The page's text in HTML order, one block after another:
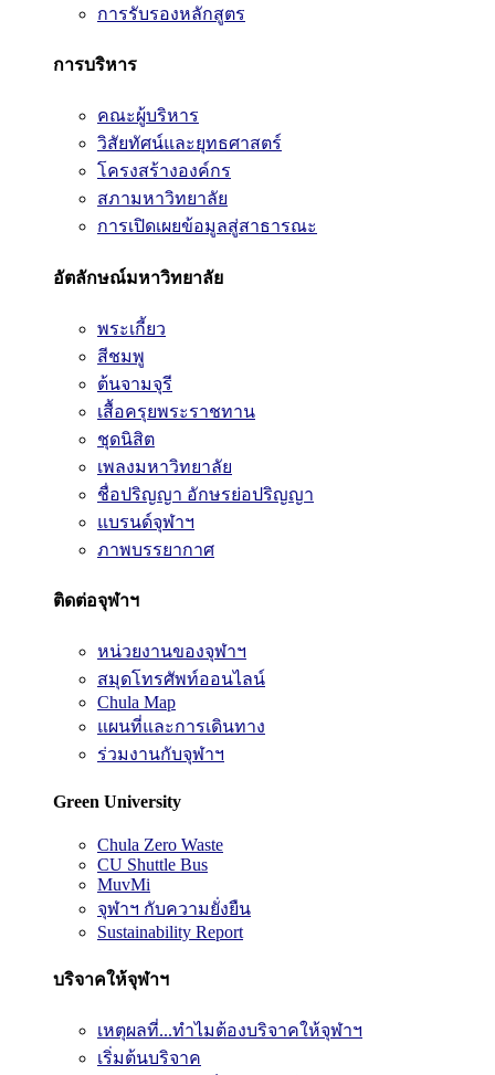
การรับรองหลักสูตร
การบริหาร
คณะผู้บริหาร
วิสัยทัศน์และยุทธศาสตร์
โครงสร้างองค์กร
สภามหาวิทยาลัย
การเปิดเผยข้อมูลสู่สาธารณะ
อัตลักษณ์มหาวิทยาลัย
พระเกี้ยว
สีชมพู
ต้นจามจุรี
เสื้อครุยพระราชทาน
ชุดนิสิต
เพลงมหาวิทยาลัย
ชื่อปริญญา อักษรย่อปริญญา
แบรนด์จุฬาฯ
ภาพบรรยากาศ
ติดต่อจุฬาฯ
หน่วยงานของจุฬาฯ
สมุดโทรศัพท์ออนไลน์
Chula Map
แผนที่และการเดินทาง
ร่วมงานกับจุฬาฯ
Green University
Chula Zero Waste
CU Shuttle Bus
MuvMi
จุฬาฯ กับความยั่งยืน
Sustainability Report
บริจาคให้จุฬาฯ
เหตุผลที่...ทำไมต้องบริจาคให้จุฬาฯ
เริ่มต้นบริจาค